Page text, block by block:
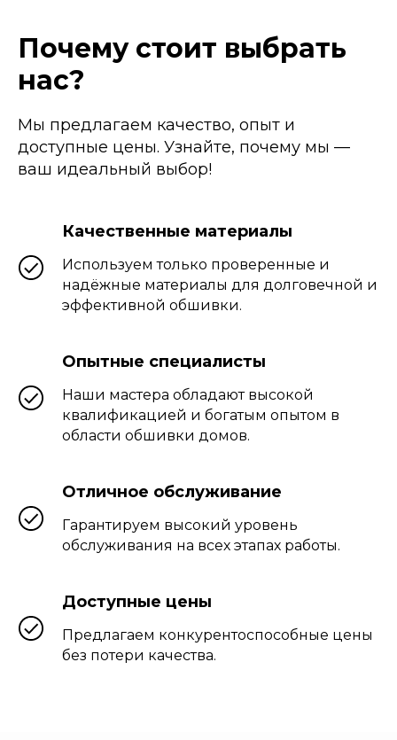
Почему стоит выбрать
нас?
Мы предлагаем качество, опыт и
доступные цены. Узнайте, почему мы —
ваш идеальный выбор!
Качественные материалы
Используем только проверенные и
надёжные материалы для долговечной и
эффективной обшивки.
Опытные специалисты
Наши мастера обладают высокой
квалификацией и богатым опытом в
области обшивки домов.
Отличное обслуживание
Гарантируем высокий уровень
обслуживания на всех этапах работы.
Доступные цены
Предлагаем конкурентоспособные цены
без потери качества.